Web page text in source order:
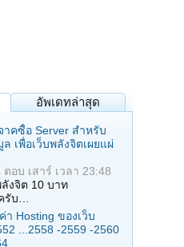
อัพเดทล่าสุด
าคซื้อ Server สำหรับ
เพื่อเว็บพลังจิตเผยแผ่
ตอบ เสาร์ เวลา 23:48
งจิต 10 บาท
รับ…
า Hosting ของเว็บ
...2558 -2559 -2560